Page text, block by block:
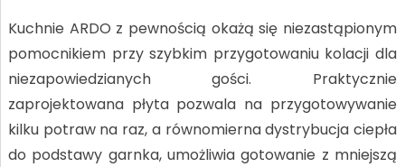
Kuchnie ARDO z pewnością okażą się niezastąpionym
pomocnikiem przy szybkim przygotowaniu kolacji dla
niezapowiedzianych gości. Praktycznie
zaprojektowana płyta pozwala na przygotowywanie
kilku potraw na raz, a równomierna dystrybucja ciepła
do podstawy garnka, umożliwia gotowanie z mniejszą